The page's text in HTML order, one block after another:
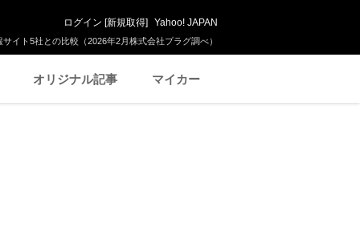
イト5社との比較（2026年2月株式会社プラグ調べ）
ログイン [新規取得] Yahoo! JAPAN
オリジナル記事 マイカー